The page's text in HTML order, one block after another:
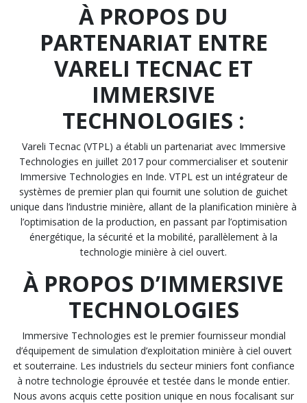
À PROPOS DU
PARTENARIAT ENTRE
VARELI TECNAC ET
IMMERSIVE
TECHNOLOGIES :
Vareli Tecnac (VTPL) a établi un partenariat avec Immersive
Technologies en juillet 2017 pour commercialiser et soutenir
Immersive Technologies en Inde. VTPL est un intégrateur de
systèmes de premier plan qui fournit une solution de guichet
unique dans l’industrie minière, allant de la planification minière à
l’optimisation de la production, en passant par l’optimisation
énergétique, la sécurité et la mobilité, parallèlement à la
technologie minière à ciel ouvert.
À PROPOS D’IMMERSIVE
TECHNOLOGIES
Immersive Technologies est le premier fournisseur mondial
d’équipement de simulation d’exploitation minière à ciel ouvert
et souterraine. Les industriels du secteur miniers font confiance
à notre technologie éprouvée et testée dans le monde entier.
Nous avons acquis cette position unique en nous focalisant sur